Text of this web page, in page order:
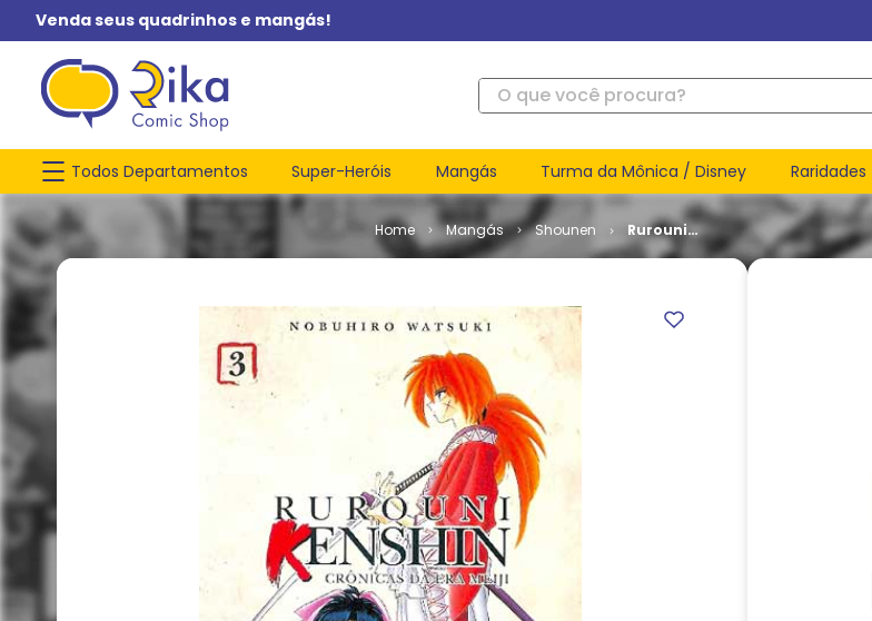
Venda seus quadrinhos e mangás!
O que você procura?
Todos Departamentos Super-Heróis Mangás Turma da Mônica / Disney Raridades
Mangás Shounen
Rurouni
Kenshin #